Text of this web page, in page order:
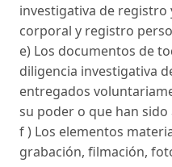
investigativa de registro
corporal y registro
e) Los documentos de
diligencia investigativa
entregados
su poder o que han
f ) Los elementos
grabación, filmación,